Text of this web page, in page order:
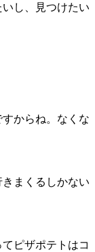
し、見つけたい
からね。なくな
まくるしかない
ピザポテトはコ